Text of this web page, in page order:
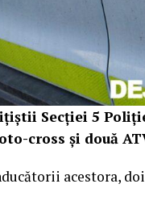
Secției 5
cross și două
acestora, doi